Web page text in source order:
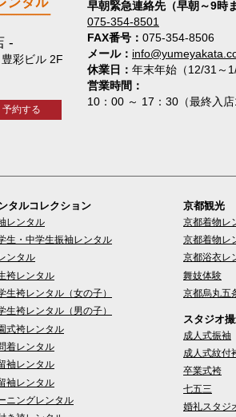
早朝緊急連絡先（早朝～9時ま
075-354-8501
FAX番号
075-354-8506
メール
休業日
年末年始（12/31～1/
営業時間
10：00 ～ 17：30（最終入店
彩ビル 2F
予約する
タルコレクション
レンタル
生・中学生振袖レンタル
ンタル
袴レンタル
生袴レンタル（女の子）
生袴レンタル（男の子）
式袴レンタル
着レンタル
袖レンタル
袖レンタル
ニングレンタル
京都観光
京都着物レ
京都着物レ
京都浴衣レ
舞妓体験
京都烏丸五
スタジオ
成人式振袖
成人式紋付
卒業式袴
七五三
婚礼スタジ